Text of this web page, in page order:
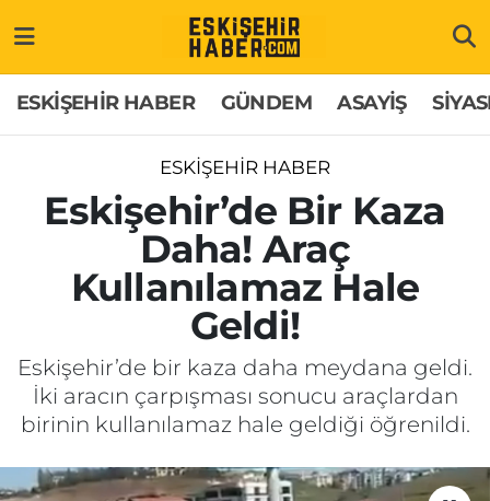
ESKİŞEHİR HABER GÜNDEM ASAYİŞ
ESKİŞEHİR HABER
Eskişehir’de Bir Kaza
Daha! Araç
Kullanılamaz Hale
Geldi!
Eskişehir’de bir kaza daha meydana geldi.
İki aracın çarpışması sonucu araçlardan
birinin kullanılamaz hale geldiği öğrenildi.
GÜNDEM
ASAYİŞ
EKONOMİ
SAĞLIK
EĞİTİM
SPOR
Hakkımızda
İletişim
Odunpazarı Trafik Yoğunluk Haritası
Süper Lig Puan Durumu ve Fikstür
Tüm Manşetler
Son Dakika Haberleri
Haber Arşivi